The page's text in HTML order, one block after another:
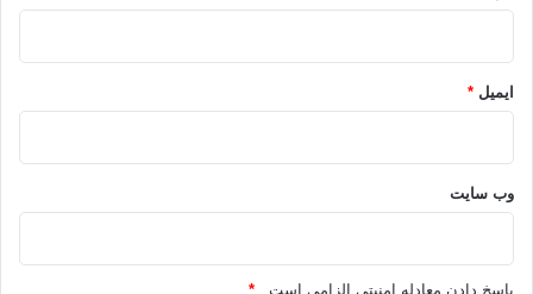
ایمیل *
وب‌ سایت
پاسخ دادن معادله امنیتی الزامی است . *